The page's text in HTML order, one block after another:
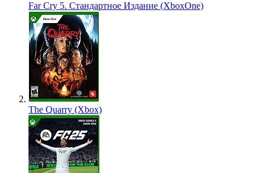
Far Cry 5. Стандартное Издание (XboxOne)
The Quarry (Xbox)